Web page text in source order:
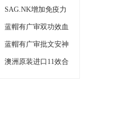
0口服液私域会销爆款
SAG.NK增加免疫力
新品澳洲原装大贸进
口保健品可贴牌定制
可大包
蓝帽有广审双功效血
压血脂黄金牌血康可
大包
蓝帽有广审批文安神
口服液辅助睡眠可大
澳洲原装进口11效合